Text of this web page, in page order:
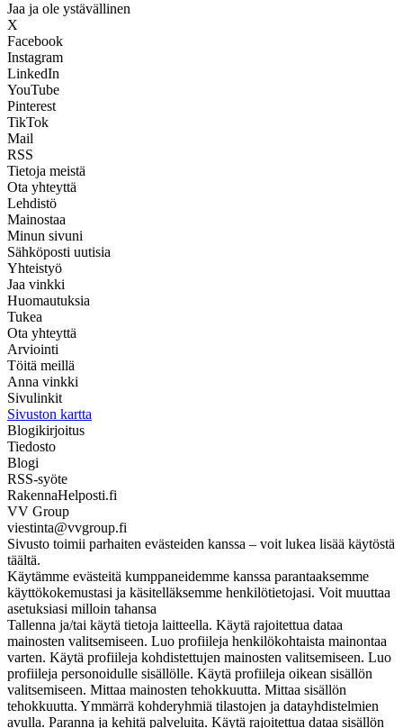
Jaa ja ole ystävällinen
X
Facebook
Instagram
LinkedIn
YouTube
Pinterest
TikTok
Mail
RSS
Tietoja meistä
Ota yhteyttä
Lehdistö
Mainostaa
Minun sivuni
Sähköposti uutisia
Yhteistyö
Jaa vinkki
Huomautuksia
Tukea
Ota yhteyttä
Arviointi
Töitä meillä
Anna vinkki
Sivulinkit
Sivuston kartta
Blogikirjoitus
Tiedosto
Blogi
RSS-syöte
RakennaHelposti.fi
VV Group
viestinta@vvgroup.fi
Sivusto toimii parhaiten evästeiden kanssa – voit lukea lisää käytöstä
täältä.
Käytämme evästeitä kumppaneidemme kanssa parantaaksemme
käyttökokemustasi ja käsitelläksemme henkilötietojasi. Voit muuttaa
asetuksiasi milloin tahansa
Tallenna ja/tai käytä tietoja laitteella. Käytä rajoitettua dataa
mainosten valitsemiseen. Luo profiileja henkilökohtaista mainontaa
varten. Käytä profiileja kohdistettujen mainosten valitsemiseen. Luo
profiileja personoidulle sisällölle. Käytä profiileja oikean sisällön
valitsemiseen. Mittaa mainosten tehokkuutta. Mittaa sisällön
tehokkuutta. Ymmärrä kohderyhmiä tilastojen ja datayhdistelmien
avulla. Paranna ja kehitä palveluita. Käytä rajoitettua dataa sisällön